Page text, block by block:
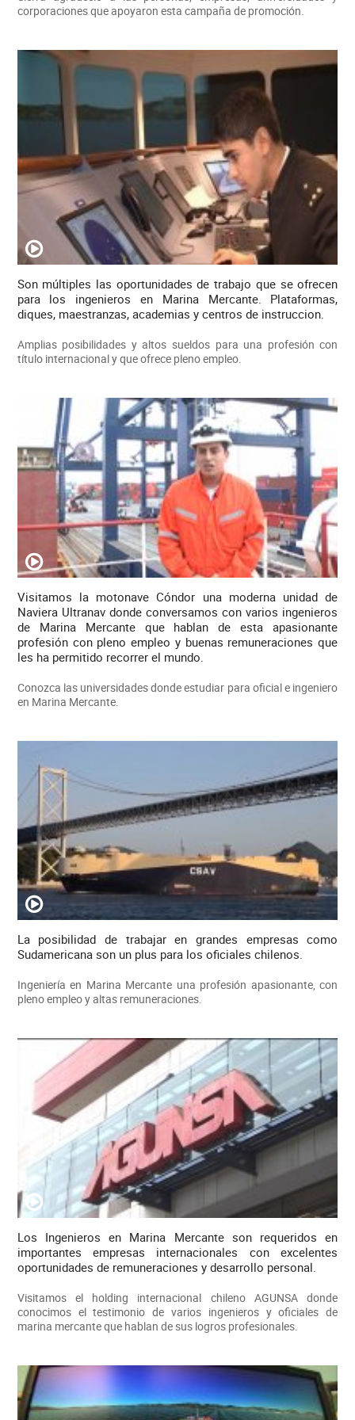
corporaciones que apoyaron esta campaña de promoción.
Son múltiples las oportunidades de trabajo que se ofrecen
para los ingenieros en Marina Mercante. Plataformas,
diques, maestranzas, academias y centros de instruccion.
Amplias posibilidades y altos sueldos para una profesión con
título internacional y que ofrece pleno empleo.
Visitamos la motonave Cóndor una moderna unidad de
Naviera Ultranav donde conversamos con varios ingenieros
de Marina Mercante que hablan de esta apasionante
profesión con pleno empleo y buenas remuneraciones que
les ha permitido recorrer el mundo.
Conozca las universidades donde estudiar para oficial e ingeniero
en Marina Mercante.
La posibilidad de trabajar en grandes empresas como
Sudamericana son un plus para los oficiales chilenos.
Ingeniería en Marina Mercante una profesión apasionante, con
pleno empleo y altas remuneraciones.
Los Ingenieros en Marina Mercante son requeridos en
importantes empresas internacionales con excelentes
oportunidades de remuneraciones y desarrollo personal.
Visitamos el holding internacional chileno AGUNSA donde
conocimos el testimonio de varios ingenieros y oficiales de
marina mercante que hablan de sus logros profesionales.